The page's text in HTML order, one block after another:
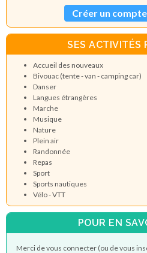
Créer un
SES ACTIVITÉS
Accueil des nouveaux
Bivouac (tente - van - camping car)
Danser
Langues étrangères
Marche
Musique
Nature
Plein air
Randonnée
Repas
Sport
Sports nautiques
Vélo - VTT
POUR EN
Merci de vous connecter (ou de vous